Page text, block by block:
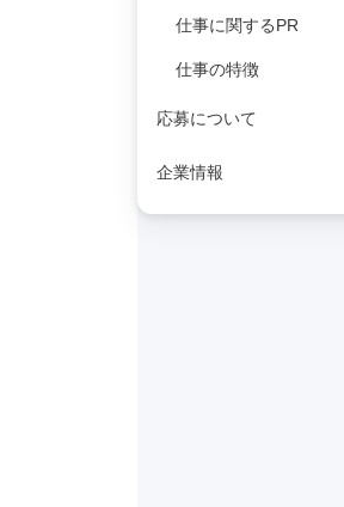
仕事に関するPR
仕事の特徴
応募について
企業情報